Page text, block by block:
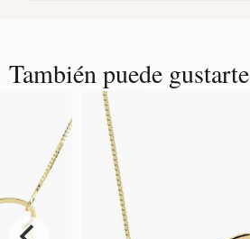
También puede gustarte